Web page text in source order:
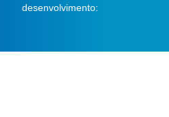
desenvolvimento: